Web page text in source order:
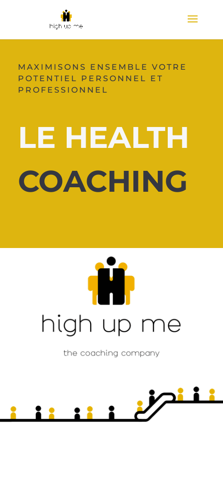
MAXIMISONS ENSEMBLE VOTRE
POTENTIEL PERSONNEL ET
PROFESSIONNEL
LE HEALTH
COACHING